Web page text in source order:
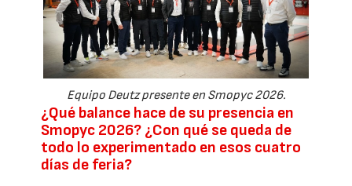
Equipo Deutz presente en Smopyc 2026.
¿Qué balance hace de su presencia en
Smopyc 2026? ¿Con qué se queda de
todo lo experimentado en esos cuatro
días de feria?